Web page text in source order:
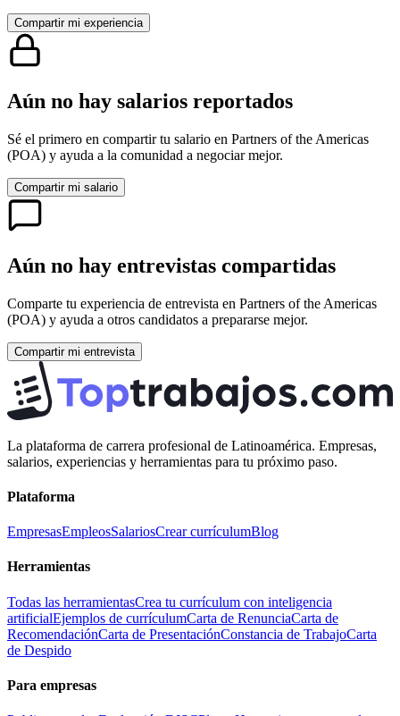
Compartir mi experiencia
Aún no hay salarios reportados
Sé el primero en compartir tu salario en Partners of the Americas
(POA) y ayuda a la comunidad a negociar mejor.
Compartir mi salario
Aún no hay entrevistas compartidas
Comparte tu experiencia de entrevista en Partners of the Americas
(POA) y ayuda a otros candidatos a prepararse mejor.
Compartir mi entrevista
La plataforma de carrera profesional de Latinoamérica. Empresas,
salarios, experiencias y herramientas para tu próximo paso.
Plataforma
EmpresasEmpleosSalariosCrear currículumBlog
Herramientas
Todas las herramientasCrea tu currículum con inteligencia
artificialEjemplos de currículumCarta de RenunciaCarta de
RecomendaciónCarta de PresentaciónConstancia de TrabajoCarta
de Despido
Para empresas